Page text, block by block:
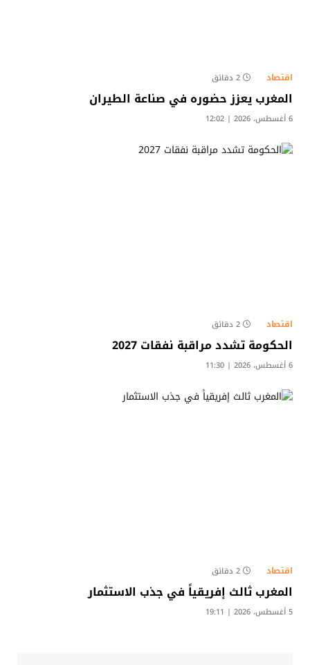
اقتصاد 2 دقائق
المغرب يعزز حضوره في صناعة الطيران
6 أغسطس، 2026 | 12:02
اقتصاد 2 دقائق
الحكومة تشدد مراقبة نفقات 2027
6 أغسطس، 2026 | 11:30
اقتصاد 2 دقائق
المغرب ثالث إفريقياً في جذب الاستثمار
5 أغسطس، 2026 | 19:11